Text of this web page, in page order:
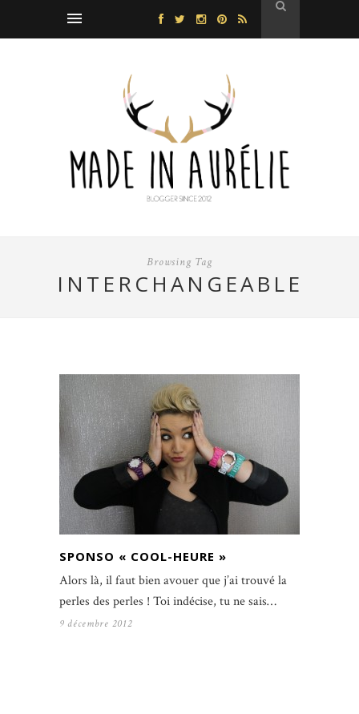
Browsing Tag
INTERCHANGEABLE
SPONSO « COOL-HEURE »
Alors là, il faut bien avouer que j’ai trouvé la
perles des perles ! Toi indécise, tu ne sais…
9 décembre 2012